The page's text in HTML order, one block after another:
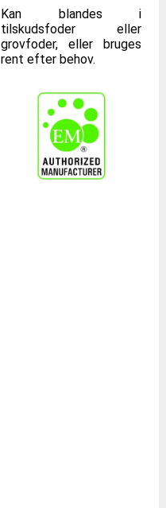
Kan blandes i
tilskudsfoder eller
grovfoder, eller bruges
rent efter behov.